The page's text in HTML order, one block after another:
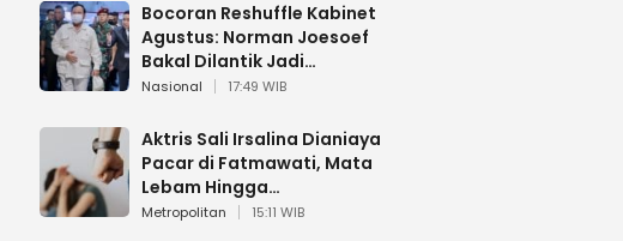
Bocoran Reshuffle Kabinet
Agustus: Norman Joesoef
Bakal Dilantik Jadi
Wamenhan RI
Nasional 17:49 WIB
Aktris Sali Irsalina Dianiaya
Pacar di Fatmawati, Mata
Lebam Hingga
Diselamatkan Polantas
Metropolitan 15:11 WIB